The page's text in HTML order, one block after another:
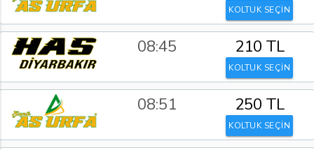
KOLTUK SEÇİN
08:45 210 TL
KOLTUK SEÇİN
08:51 250 TL
KOLTUK SEÇİN